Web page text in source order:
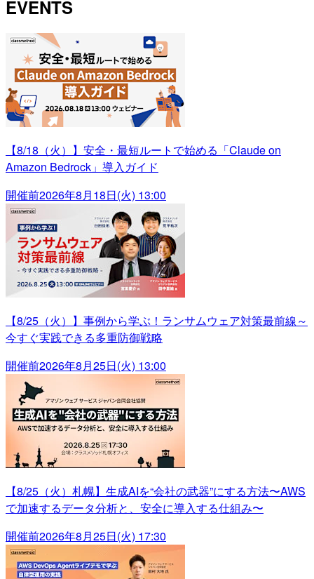
EVENTS
【8/18（火）】安全・最短ルートで始める「Claude on
Amazon Bedrock」導入ガイド
開催前2026年8月18日(火) 13:00
【8/25（火）】事例から学ぶ！ランサムウェア対策最前線～
今すぐ実践できる多重防御戦略
開催前2026年8月25日(火) 13:00
【8/25（火）札幌】生成AIを“会社の武器”にする方法〜AWS
で加速するデータ分析と、安全に導入する仕組み〜
開催前2026年8月25日(火) 17:30